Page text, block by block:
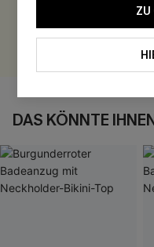
300
DAS KÖNNTE
ZU